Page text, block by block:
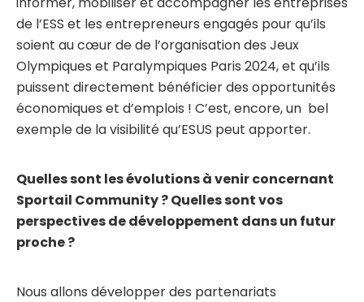
de l’ESS et les entrepreneurs engagés pour qu’ils
soient au cœur de de l’organisation des Jeux
Olympiques et Paralympiques Paris 2024, et qu’ils
puissent directement bénéficier des opportunités
économiques et d’emplois ! C’est, encore, un bel
exemple de la visibilité qu’ESUS peut apporter.
Quelles sont les évolutions à venir concernant
Sportail Community ? Quelles sont vos
perspectives de développement dans un futur
proche ?
Nous allons développer des partenariats